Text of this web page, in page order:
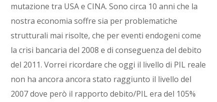
mutazione tra USA e CINA. Sono circa 10 anni che la
nostra economia soffre sia per problematiche
strutturali mai risolte, che per eventi endogeni come
la crisi bancaria del 2008 e di conseguenza del debito
del 2011. Vorrei ricordare che oggi il livello di PIL reale
non ha ancora ancora stato raggiunto il livello del
2007 dove però il rapporto debito/PIL era del 105%